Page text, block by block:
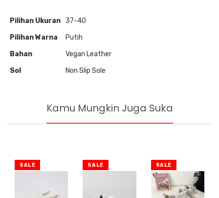
Pilihan Ukuran
37-40
Pilihan Warna
Putih
Bahan
Vegan Leather
Sol
Non Slip Sole
Kamu Mungkin Juga Suka
SALE SALE SALE